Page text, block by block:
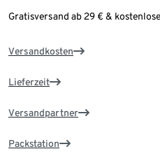
Gratisversand ab 29 € &
Versandkosten
Lieferzeit
Versandpartner
Packstation